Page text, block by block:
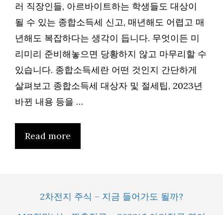
러 직장인들, 아르바이트하는 학생들도 대상이
될 수 있는 종합소득세 신고, 매년해도 어렵고 매
년해도 복잡하다는 생각이 듭니다. 무엇이든 미
리미리 준비해놓으면 당황하지 않고 마무리할 수
있습니다. 종합소득세란 어떤 것인지 간단하게
살펴보고 종합소득세 대상자 및 절세팁, 2023년
바뀐 내용 등을 …
Read more
2차전지 주식 – 지금 들어가도 될까?